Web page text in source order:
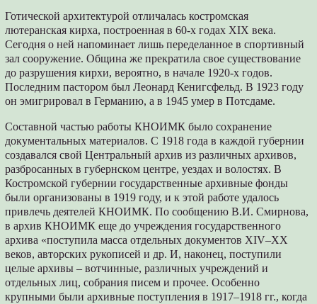
Готической архитектурой отличалась костромская
лютеранская кирха, построенная в 60-х годах XIX века.
Сегодня о ней напоминает лишь переделанное в спортивный
зал сооружение. Община же прекратила свое существование
до разрушения кирхи, вероятно, в начале 1920-х годов.
Последним пастором был Леонард Кенигсфельд. В 1923 году
он эмигрировал в Германию, а в 1945 умер в Потсдаме.
Составной частью работы КНОИМК было сохранение
документальных материалов. С 1918 года в каждой губернии
создавался свой Центральный архив из различных архивов,
разбросанных в губернском центре, уездах и волостях. В
Костромской губернии государственные архивные фонды
были организованы в 1919 году, и к этой работе удалось
привлечь деятелей КНОИМК. По сообщению В.И. Смирнова,
в архив КНОИМК еще до учреждения государственного
архива «поступила масса отдельных документов XIV–XX
веков, авторских рукописей и др. И, наконец, поступили
целые архивы – вотчинные, различных учреждений и
отдельных лиц, собрания писем и прочее. Особенно
крупными были архивные поступления в 1917–1918 гг., когда